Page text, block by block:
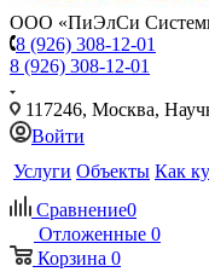
ООО «ПиЭлСи
8 (926) 308-12-01
8 (926) 308-12-01
117246, Москва,
Войти
Услуги Объекты Как
Сравнение0
Отложенные 0
Корзина 0